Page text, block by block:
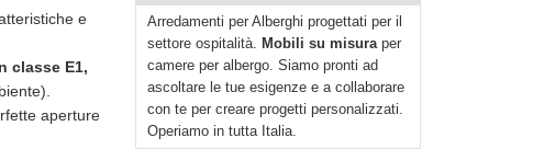
e
classe E1,
aperture
Arredamenti per Alberghi progettati per il
settore ospitalità. Mobili su misuraper
camere per albergo. Siamo pronti ad
ascoltare le tue esigenze e a collaborare
con te per creare progetti personalizzati.
Operiamo in tutta Italia.